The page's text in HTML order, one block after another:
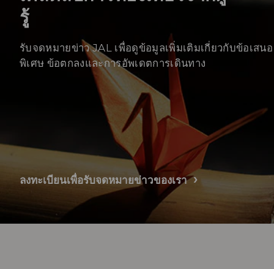
รู้
รับจดหมายข่าว JAL เพื่อดูข้อมูลเพิ่มเติมเกี่ยวกับข้อเสนอ
พิเศษ ข้อตกลงและการอัพเดตการเดินทาง
ลงทะเบียนเพื่อรับจดหมายข่าวของเรา